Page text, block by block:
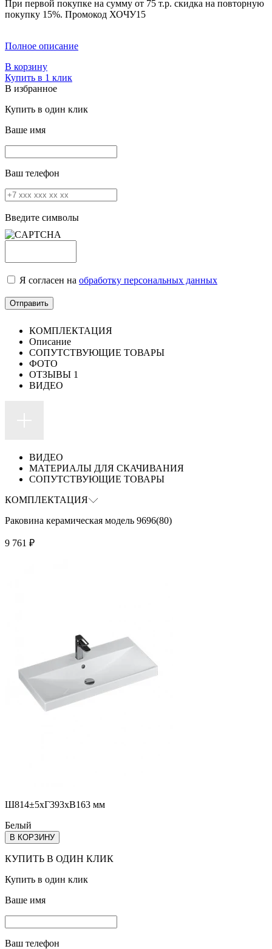
При первой покупке на сумму от 75 т.р. скидка на повторную
покупку 15%. Промокод ХОЧУ15
Полное описание
В корзину
Купить в 1 клик
В избранное
Купить в один клик
Ваше имя
Ваш телефон
Введите символы
Я согласен на обработку персональных данных
КОМПЛЕКТАЦИЯ
Описание
СОПУТСТВУЮЩИЕ ТОВАРЫ
ФОТО
ОТЗЫВЫ 1
ВИДЕО
ВИДЕО
МАТЕРИАЛЫ ДЛЯ СКАЧИВАНИЯ
СОПУТСТВУЮЩИЕ ТОВАРЫ
КОМПЛЕКТАЦИЯ
Раковина керамическая модель 9696(80)
9 761 ₽
Ш814±5хГ393хВ163 мм
Белый
В КОРЗИНУ
КУПИТЬ В ОДИН КЛИК
Купить в один клик
Ваше имя
Ваш телефон